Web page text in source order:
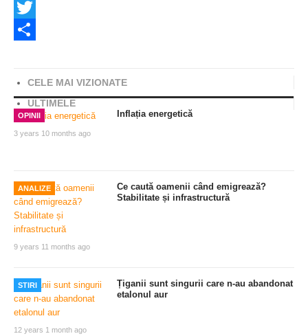
Facebook
Twitter
CELE MAI VIZIONATE
ULTIMELE
OPINII
3 years 10 months ago
Inflația energetică
ANALIZE
9 years 11 months ago
Ce caută oamenii când emigrează?
Stabilitate și infrastructură
STIRI
12 years 1 month ago
Țiganii sunt singurii care n-au abandonat
etalonul aur